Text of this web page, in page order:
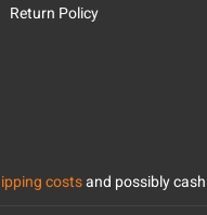
Return Policy
costsand possibly